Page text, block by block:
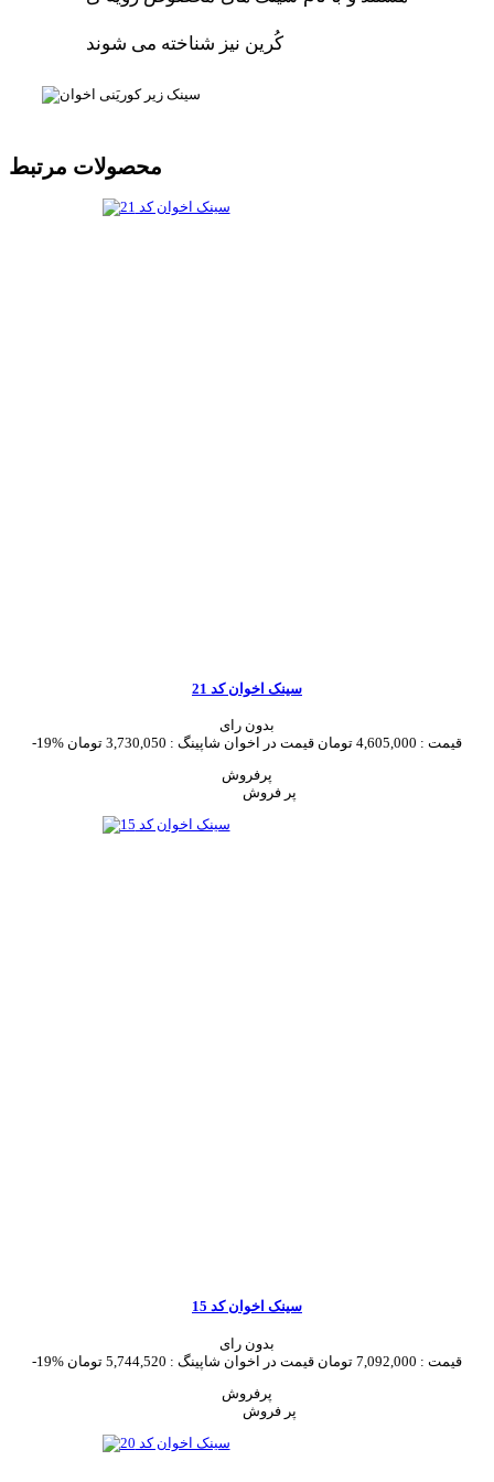
کُرین نیز شناخته می شوند
محصولات مرتبط
سینک اخوان کد 21
بدون رای
-19%
قیمت : 4,605,000 تومان قیمت در اخوان شاپینگ : 3,730,050 تومان
پرفروش
سینک اخوان کد 15
بدون رای
-19%
قیمت : 7,092,000 تومان قیمت در اخوان شاپینگ : 5,744,520 تومان
پرفروش